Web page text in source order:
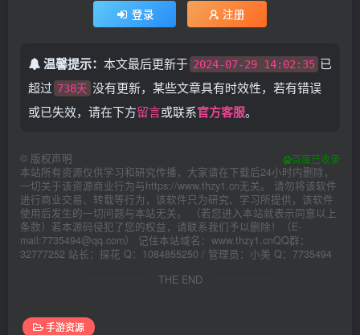
登录 注册
温馨提示： 本文最后更新于 2024-07-29 14:02:35 已
超过 738天 没有更新，某些文章具有时效性，若有错误
或已失效，请在下方留言或联系官方客服。
百度已收录
© 版权声明
本站所有资源仅供学习和研究传播，大家请在下载后24小时内删除，
一切关于该资源商业行为与https://www.thzy1.cn无关。 请勿将该软件
进行商业交易、转载等行为，该软件只为研究、学习所提供，该软件
使用后发生的一切问题与本站无关。 （若您进入本站就表示同意以上
条款）若本源码侵犯了您的权益，请联系我们予以删除！（E-
mail:7735494@qq.com） 记住本站域名：www.thzy1.cnQQ群：
32777252 站长：探花 Q：1084855250 / 管理员：小美 Q：7735494
THE END
手游资源